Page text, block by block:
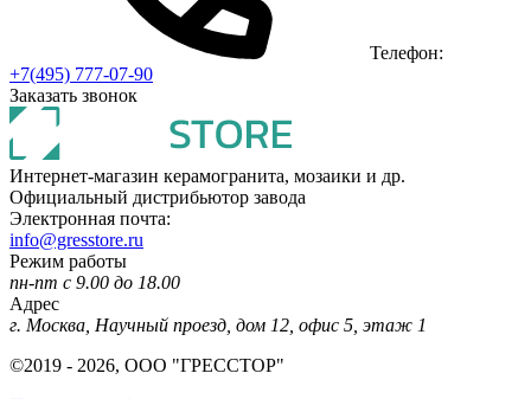
Телефон:
+7(495) 777-07-90
Заказать звонок
Интернет-магазин керамогранита, мозаики и др.
Официальный дистрибьютор завода
Электронная почта:
info@gresstore.ru
Режим работы
пн-пт с 9.00 до 18.00
Адрес
г. Москва, Научный проезд, дом 12, офис 5, этаж 1
©2019 - 2026, ООО "ГРЕССТОР"